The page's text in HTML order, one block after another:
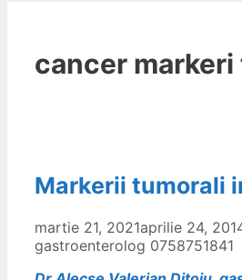
cancer
Markerii tumorali
martie 21, 2021aprilie 24,
gastroenterolog 0758751841